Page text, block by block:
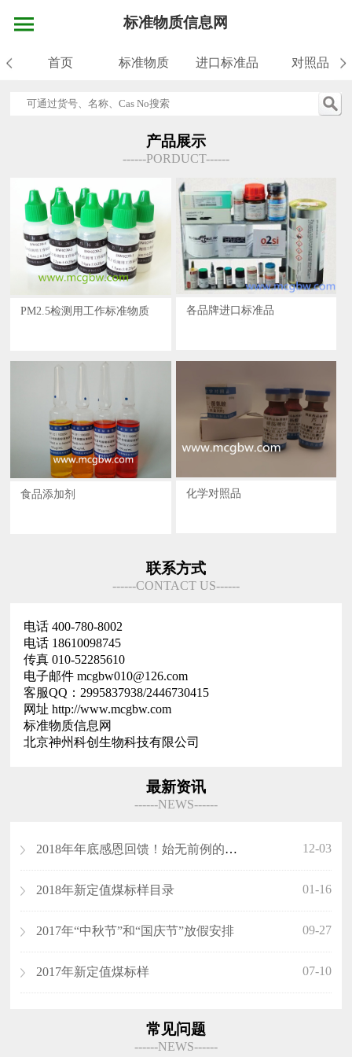
标准物质信息网
首页 标准物质 进口标准品 对照品
产品展示
------PORDUCT------
PM2.5检测用工作标准物质 各品牌进口标准品
食品添加剂 化学对照品
联系方式
------CONTACT US------
电话 400-780-8002
电话 18610098745
传真 010-52285610
电子邮件 mcgbw010@126.com
客服QQ：2995837938/2446730415
网址 http://www.mcgbw.com
标准物质信息网
北京神州科创生物科技有限公司
最新资讯
------NEWS------
2018年年底感恩回馈！始无前例的优惠！ 12-03
2018年新定值煤标样目录 01-16
​2017年“中秋节”和“国庆节”放假安排 09-27
2017年新定值煤标样 07-10
常见问题
------NEWS------